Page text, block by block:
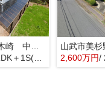
＋1S(納戸) 2,600万円/